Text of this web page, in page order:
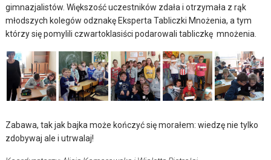
gimnazjalistów. Większość uczestników zdała i otrzymała z rąk
młodszych kolegów odznakę Eksperta Tabliczki Mnożenia, a tym
którzy się pomylili czwartoklasiści podarowali tabliczkę mnożenia.
Zabawa, tak jak bajka może kończyć się morałem: wiedzę nie tylko
zdobywaj ale i utrwalaj!